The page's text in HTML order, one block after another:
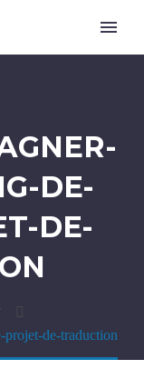
DE-
DE-
projet-de-traduction